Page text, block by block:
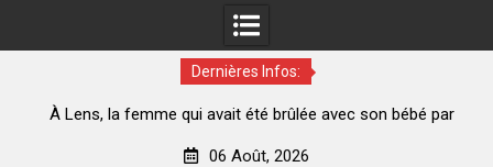
Dernières Infos:
À Lens, la femme qui avait été brûlée avec son bébé par
06 Août, 2026